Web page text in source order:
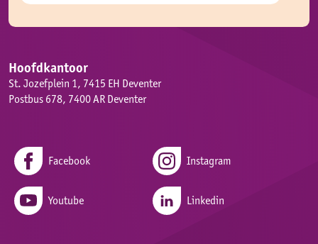
Hoofdkantoor
St. Jozefplein 1, 7415 EH Deventer
Postbus 678, 7400 AR Deventer
Facebook Instagram
Youtube Linkedin